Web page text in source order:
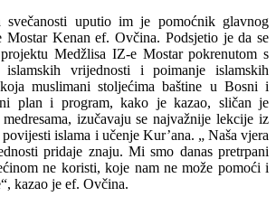
svečanosti uputio im je pomoćnik glavnog
Mostar Kenan ef. Ovčina. Podsjetio je da se
Medžlisa IZ-e Mostar pokrenutom s
islamskih vrijednosti i poimanje islamskih
muslimani stoljećima baštine u Bosni i
plan i program, kako je kazao, sličan je
izučavaju se najvažnije lekcije iz
islama i učenje Kur’ana. „ Naša vjera
pridaje znaju. Mi smo danas pretrpani
ne koristi, koje nam ne može pomoći i
kazao je ef. Ovčina.